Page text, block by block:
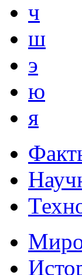
ч
ш
э
ю
я